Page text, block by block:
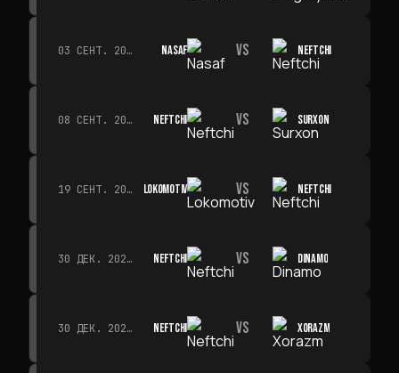
03 СЕНТ. 2026 Г. · 19:00 NASAF VS NEFTCHI
08 СЕНТ. 2026 Г. · 19:00 NEFTCHI VS SURXON
19 СЕНТ. 2026 Г. · 19:00 LOKOMOTIV VS NEFTCHI
30 ДЕК. 2026 Г. · 19:00 NEFTCHI VS DINAMO
30 ДЕК. 2026 Г. · 19:00 NEFTCHI VS XORAZM